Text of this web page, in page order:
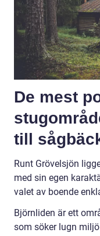
De mest
till
Runt Grövelsjön
med sin egen
valet av boende
Björnliden är ett
som söker lugn